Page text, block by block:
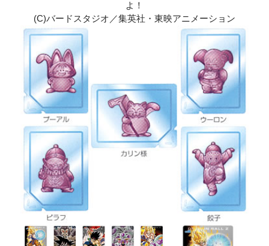
よ！
(C)バードスタジオ／集英社・東映アニメーション